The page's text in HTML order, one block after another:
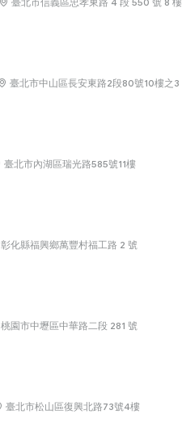
臺北市中山區長安東路2段80號10樓之3
臺北市內湖區瑞光路585號11樓
彰化縣福興鄉萬豐村福工路 2 號
桃園市中壢區中華路二段 281 號
臺北市松山區復興北路73號4樓